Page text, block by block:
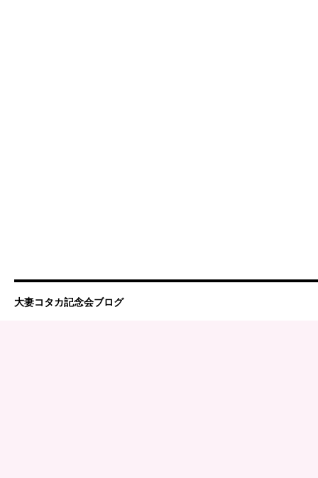
大妻コタカ記念会ブログ